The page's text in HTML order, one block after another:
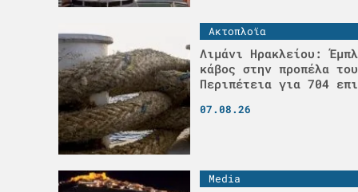
Ακτοπλοϊα
Λιμάνι Ηρακλείου:
κάβος στην προπέλα
Περιπέτεια για 704
07.08.26
Media